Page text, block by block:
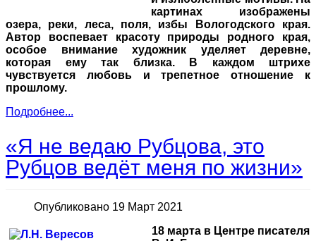
картинах изображены
озера, реки, леса, поля, избы Вологодского края.
Автор воспевает красоту природы родного края,
особое внимание художник уделяет деревне,
которая ему так близка. В каждом штрихе
чувствуется любовь и трепетное отношение к
прошлому.
Подробнее...
«Я не ведаю Рубцова, это
Рубцов ведёт меня по жизни»
Опубликовано 19 Март 2021
18 марта в Центре писателя